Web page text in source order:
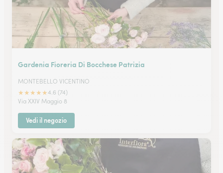
Gardenia Fioreria Di Bocchese Patrizia
MONTEBELLO VICENTINO
★★★★★4.6 (74)
Via XXIV Maggio 8
Vedi il negozio